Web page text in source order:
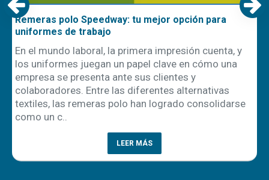
Remeras polo Speedway: tu mejor opción para
uniformes de trabajo
En el mundo laboral, la primera impresión cuenta, y
los uniformes juegan un papel clave en cómo una
empresa se presenta ante sus clientes y
colaboradores. Entre las diferentes alternativas
textiles, las remeras polo han logrado consolidarse
como un c..
LEER MÁS